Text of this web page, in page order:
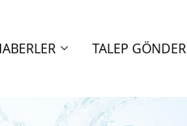
TALEP GÖNDER